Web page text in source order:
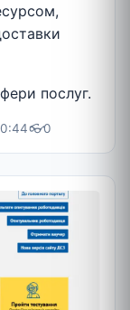
послуг.
👓0